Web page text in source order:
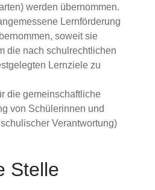
werden übernommen.
Lernförderung
soweit sie
die nach schulrechtlichen
Lernziele zu
die gemeinschaftliche
von Schülerinnen und
Verantwortung)
Stelle